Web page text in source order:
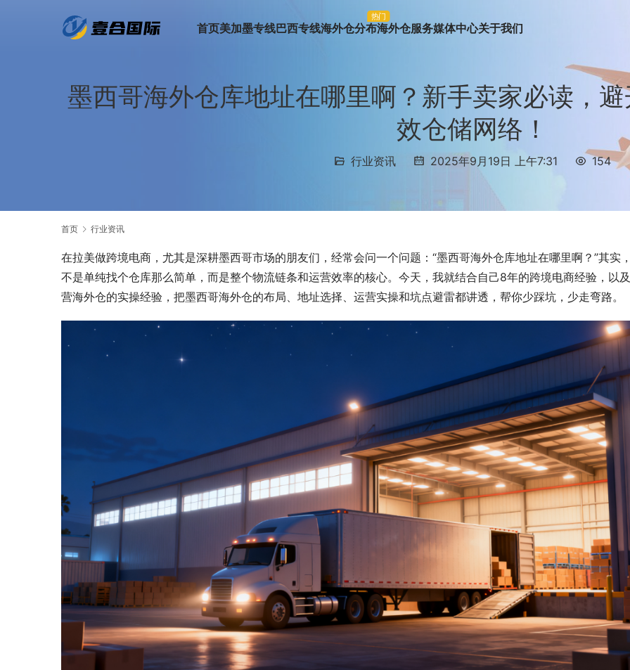
首页美加墨专线巴西专线海外仓分布
热门
海外仓服务媒体中心关于我们
墨西哥海外仓库地址在哪里啊？新手卖家必读，
效仓储网络！
行业资讯 2025年9月19日 上午7:31 154
首页 行业资讯
在拉美做跨境电商，尤其是深耕墨西哥市场的朋友们，经常会问一个问题：“墨西哥海外仓库地址在哪里啊？”其实
不是单纯找个仓库那么简单，而是整个物流链条和运营效率的核心。今天，我就结合自己8年的跨境电商经验，以
营海外仓的实操经验，把墨西哥海外仓的布局、地址选择、运营实操和坑点避雷都讲透，帮你少踩坑，少走弯路。
中东航线波动！黑五倒计时，旺季窗口正在
亚马逊隐藏Other Sellers，跟卖入
消？